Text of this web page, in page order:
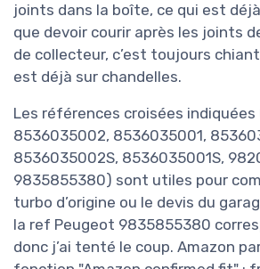
joints dans la boîte, ce qui est
que devoir courir après les joints
de collecteur, c’est toujours
est déjà sur chandelles.
Les références croisées
8536035002, 8536035001,
8536035002S, 8536035001S,
9835855380) sont utiles pour
turbo d’origine ou le devis du
la ref Peugeot 9835855380
donc j’ai tenté le coup. Amazon